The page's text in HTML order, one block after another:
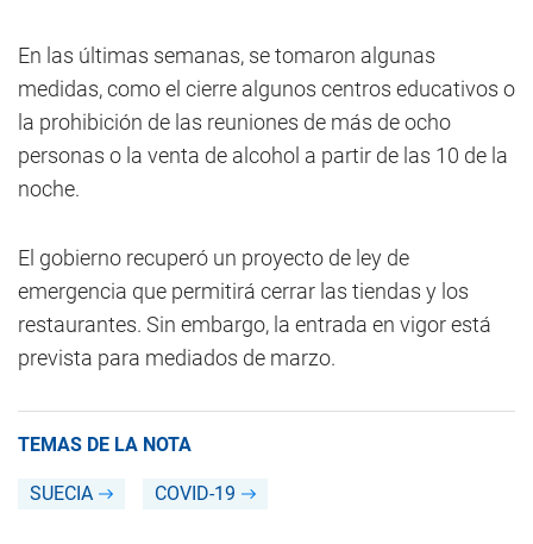
En las últimas semanas, se tomaron algunas
medidas, como el cierre algunos centros educativos o
la prohibición de las reuniones de más de ocho
personas o la venta de alcohol a partir de las 10 de la
noche.
El gobierno recuperó un proyecto de ley de
emergencia que permitirá cerrar las tiendas y los
restaurantes. Sin embargo, la entrada en vigor está
prevista para mediados de marzo.
TEMAS DE LA NOTA
SUECIA COVID-19